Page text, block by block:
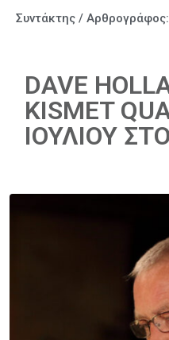
Συντάκτης / Αρθρογράφος:
DAVE
KISMET
ΙΟΥΛΙΟΥ